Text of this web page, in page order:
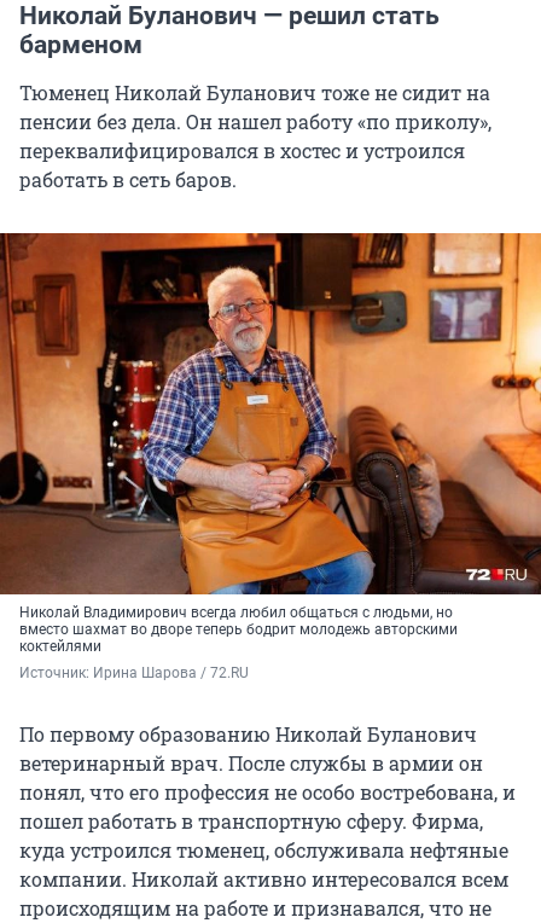
Николай Буланович — решил стать
барменом
Тюменец Николай Буланович тоже не сидит на
пенсии без дела. Он нашел работу «по приколу»,
переквалифицировался в хостес и устроился
работать в сеть баров.
Николай Владимирович всегда любил общаться с людьми, но
вместо шахмат во дворе теперь бодрит молодежь авторскими
коктейлями
Источник: Ирина Шарова / 72.RU
По первому образованию Николай Буланович
ветеринарный врач. После службы в армии он
понял, что его профессия не особо востребована, и
пошел работать в транспортную сферу. Фирма,
куда устроился тюменец, обслуживала нефтяные
компании. Николай активно интересовался всем
происходящим на работе и признавался, что не